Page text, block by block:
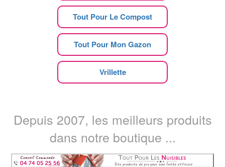
Tout Pour Le Compost
Tout Pour Mon Gazon
Vrillette
Depuis 2007, les meilleurs produits
dans notre boutique ...